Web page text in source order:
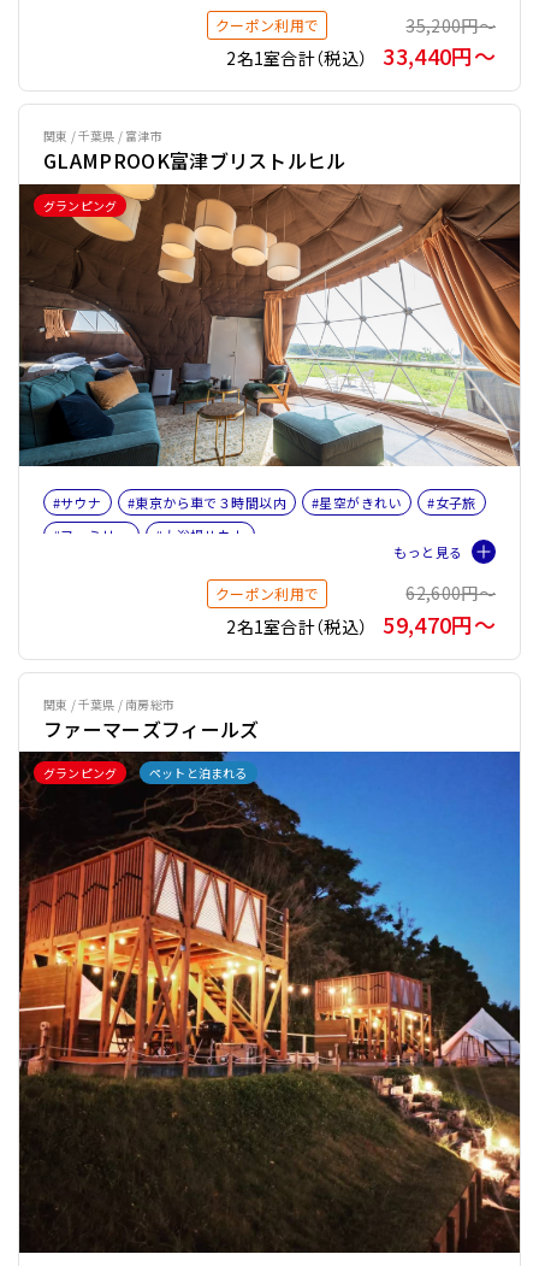
#プライベートサウナ #バレルサウナ
クーポン利用で
35,200円〜
2名1室合計（税込）
33,440円〜
グランピング
関東 / 千葉県 / 富津市
GLAMPROOK富津ブリストルヒル
#サウナ #東京から車で３時間以内 #星空がきれい
#女子旅
#ファミリー
#大浴場サウナ
クーポン利用で
62,600円〜
2名1室合計（税込）
59,470円〜
グランピング ペットと泊まれる
関東 / 千葉県 / 南房総市
ファーマーズフィールズ